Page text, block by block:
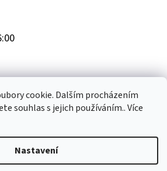
cookie. Dalším procházením
souhlas s jejich používáním.. Více
Nastavení